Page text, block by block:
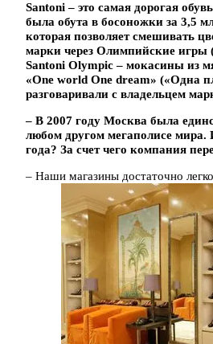
Santoni – это самая дорогая
была обута в босоножки за 3,5
которая позволяет смешивать
марки через Олимпийские игры
Santoni Olympic – мокасины из
«One world One dream» («Одна
разговаривали с владельцем
– В 2007 году Москва была
любом другом мегаполисе
года? За счет чего компания
– Наши магазины достаточно